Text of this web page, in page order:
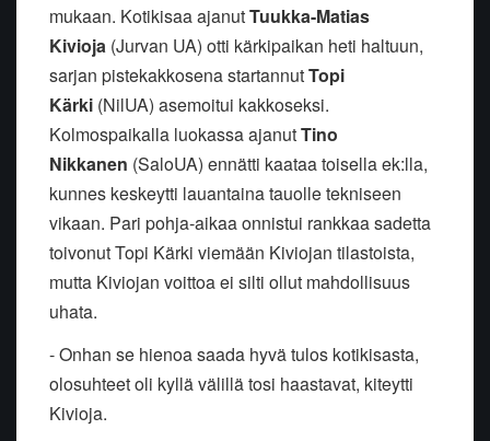
mukaan. Kotikisaa ajanutTuukka-Matias
Kivioja (Jurvan UA) otti kärkipaikan heti haltuun,
sarjan pistekakkosena startannutTopi
Kärki (NilUA) asemoitui kakkoseksi.
Kolmospaikalla luokassa ajanutTino
Nikkanen (SaloUA) ennätti kaataa toisella ek:lla,
kunnes keskeytti lauantaina tauolle tekniseen
vikaan. Pari pohja-aikaa onnistui rankkaa sadetta
toivonut Topi Kärki viemään Kiviojan tilastoista,
mutta Kiviojan voittoa ei silti ollut mahdollisuus
uhata.
- Onhan se hienoa saada hyvä tulos kotikisasta,
olosuhteet oli kyllä välillä tosi haastavat, kiteytti
Kivioja.